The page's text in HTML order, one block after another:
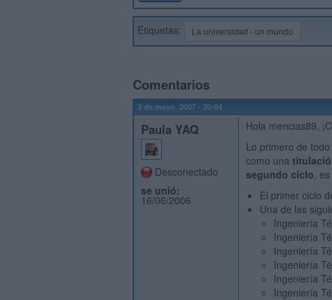
Etiquetas: La universidad - un mundo
Comentarios
3 de mayo, 2007 - 20:04
Paula YAQ
Desconectado
se unió:
16/06/2006
Hola mencias89,
Lo primero de
como una
segundo ciclo,
El primer ciclo
Una de las
Ingeniería
Ingeniería
Ingeniería
Ingeniería
Ingeniería
Ingeniería